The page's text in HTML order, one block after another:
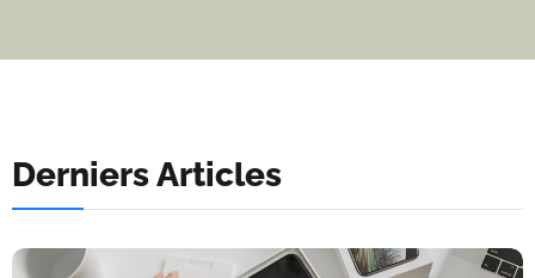
Derniers Articles